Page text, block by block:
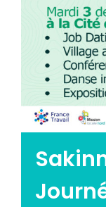
Emploi tourisme
Contact